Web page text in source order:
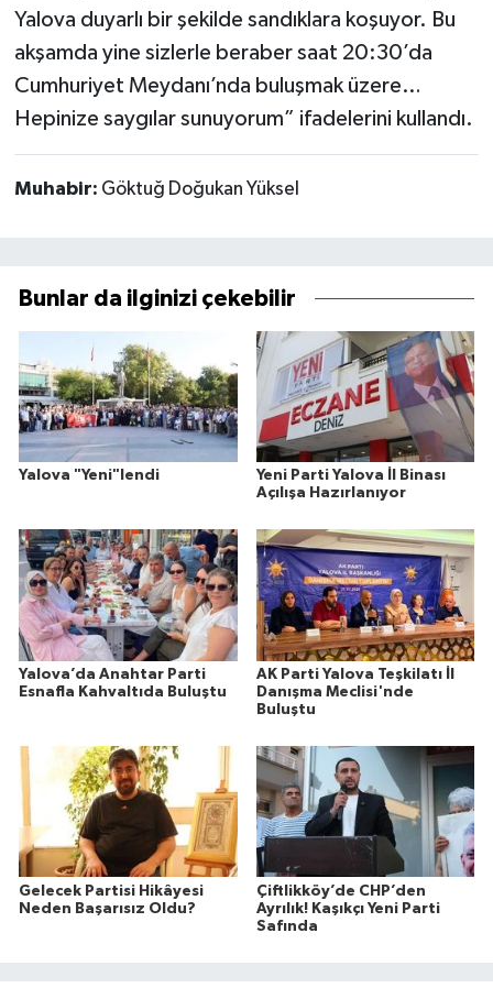
Yalova duyarlı bir şekilde sandıklara koşuyor. Bu
akşamda yine sizlerle beraber saat 20:30’da
Cumhuriyet Meydanı’nda buluşmak üzere…
Hepinize saygılar sunuyorum” ifadelerini kullandı.
Muhabir: Göktuğ Doğukan Yüksel
Bunlar da ilginizi çekebilir
Yalova "Yeni"lendi
Yeni Parti Yalova İl Binası
Açılışa Hazırlanıyor
Yalova’da Anahtar Parti
Esnafla Kahvaltıda Buluştu
AK Parti Yalova Teşkilatı İl
Danışma Meclisi'nde
Buluştu
Gelecek Partisi Hikâyesi
Neden Başarısız Oldu?
Çiftlikköy’de CHP’den
Ayrılık! Kaşıkçı Yeni Parti
Safında